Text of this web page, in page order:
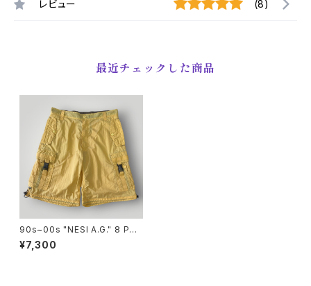
レビュー (8)
最近チェックした商品
90s~00s "NESI A.G." 8 Poc
ket Nylon Cargo SHORTS
NESI 8ポケット ナイロン カー
¥7,300